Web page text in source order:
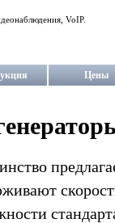
VoIP.
Цены